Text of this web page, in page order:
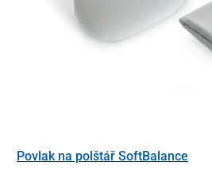
Povlak na polštář SoftBalance